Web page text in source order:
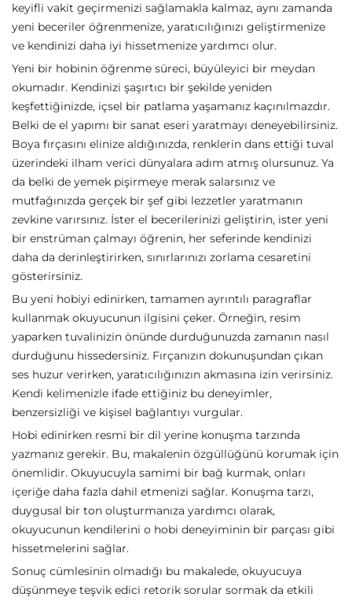
keyifli vakit geçirmenizi sağlamakla kalmaz, aynı zamanda
yeni beceriler öğrenmenize, yaratıcılığınızı geliştirmenize
ve kendinizi daha iyi hissetmenize yardımcı olur.
Yeni bir hobinin öğrenme süreci, büyüleyici bir meydan
okumadır. Kendinizi şaşırtıcı bir şekilde yeniden
keşfettiğinizde, içsel bir patlama yaşamanız kaçınılmazdır.
Belki de el yapımı bir sanat eseri yaratmayı deneyebilirsiniz.
Boya fırçasını elinize aldığınızda, renklerin dans ettiği tuval
üzerindeki ilham verici dünyalara adım atmış olursunuz. Ya
da belki de yemek pişirmeye merak salarsınız ve
mutfağınızda gerçek bir şef gibi lezzetler yaratmanın
zevkine varırsınız. İster el becerilerinizi geliştirin, ister yeni
bir enstrüman çalmayı öğrenin, her seferinde kendinizi
daha da derinleştirirken, sınırlarınızı zorlama cesaretini
gösterirsiniz.
Bu yeni hobiyi edinirken, tamamen ayrıntılı paragraflar
kullanmak okuyucunun ilgisini çeker. Örneğin, resim
yaparken tuvalinizin önünde durduğunuzda zamanın nasıl
durduğunu hissedersiniz. Fırçanızın dokunuşundan çıkan
ses huzur verirken, yaratıcılığınızın akmasına izin verirsiniz.
Kendi kelimenizle ifade ettiğiniz bu deneyimler,
benzersizliği ve kişisel bağlantıyı vurgular.
Hobi edinirken resmi bir dil yerine konuşma tarzında
yazmanız gerekir. Bu, makalenin özgüllüğünü korumak için
önemlidir. Okuyucuyla samimi bir bağ kurmak, onları
içeriğe daha fazla dahil etmenizi sağlar. Konuşma tarzı,
duygusal bir ton oluşturmanıza yardımcı olarak,
okuyucunun kendilerini o hobi deneyiminin bir parçası gibi
hissetmelerini sağlar.
Sonuç cümlesinin olmadığı bu makalede, okuyucuya
düşünmeye teşvik edici retorik sorular sormak da etkili